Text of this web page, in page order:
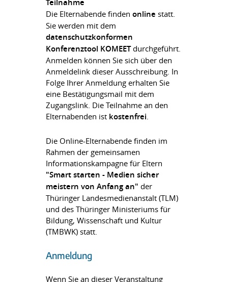
Teilnahme
Die Elternabende finden online statt.
Sie werden mit dem
datenschutzkonformen
Konferenztool KOMEETdurchgeführt.
Anmelden können Sie sich über den
Anmeldelink dieser Ausschreibung. In
Folge Ihrer Anmeldung erhalten Sie
eine Bestätigungsmail mit dem
Zugangslink. Die Teilnahme an den
Elternabenden ist kostenfrei.
Die Online-Elternabende finden im
Rahmen der gemeinsamen
Informationskampagne für Eltern
"Smart starten - Medien sicher
meistern von Anfang an" der
Thüringer Landesmedienanstalt (TLM)
und des Thüringer Ministeriums für
Bildung, Wissenschaft und Kultur
(TMBWK) statt.
Anmeldung
Wenn Sie an dieser Veranstaltung